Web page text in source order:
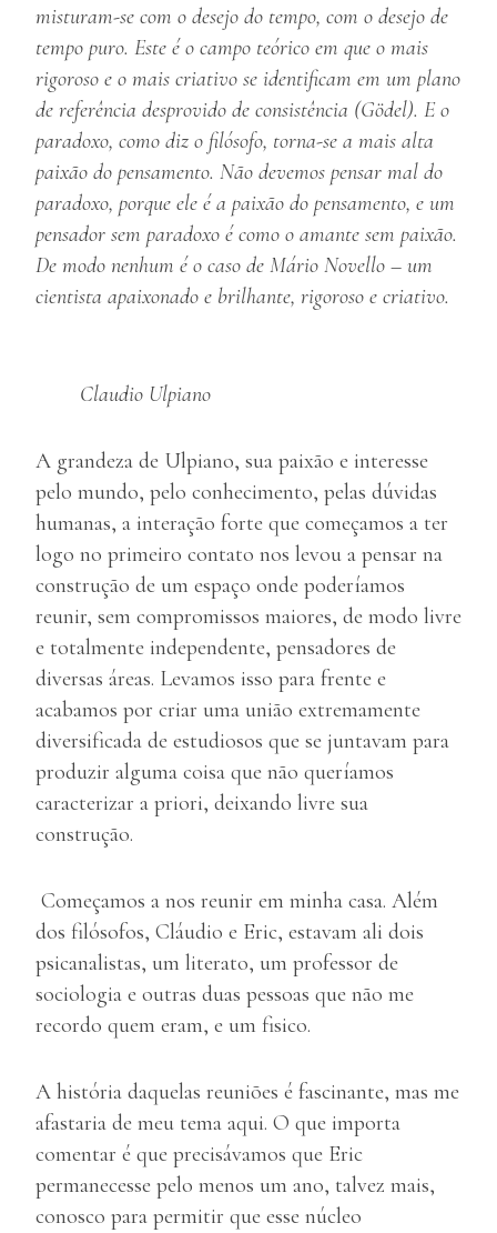
misturam-se com o desejo do tempo, com o desejo de
tempo puro. Este é o campo teórico em que o mais
rigoroso e o mais criativo se identificam em um plano
de referência desprovido de consistência (Gödel). E o
paradoxo, como diz o filósofo, torna-se a mais alta
paixão do pensamento. Não devemos pensar mal do
paradoxo, porque ele é a paixão do pensamento, e um
pensador sem paradoxo é como o amante sem paixão.
De modo nenhum é o caso de Mário Novello – um
cientista apaixonado e brilhante, rigoroso e criativo.
Claudio Ulpiano
A grandeza de Ulpiano, sua paixão e interesse
pelo mundo, pelo conhecimento, pelas dúvidas
humanas, a interação forte que começamos a ter
logo no primeiro contato nos levou a pensar na
construção de um espaço onde poderíamos
reunir, sem compromissos maiores, de modo livre
e totalmente independente, pensadores de
diversas áreas. Levamos isso para frente e
acabamos por criar uma união extremamente
diversificada de estudiosos que se juntavam para
produzir alguma coisa que não queríamos
caracterizar a priori, deixando livre sua
construção.
Começamos a nos reunir em minha casa. Além
dos filósofos, Cláudio e Eric, estavam ali dois
psicanalistas, um literato, um professor de
sociologia e outras duas pessoas que não me
recordo quem eram, e um fisico.
A história daquelas reuniões é fascinante, mas me
afastaria de meu tema aqui. O que importa
comentar é que precisávamos que Eric
permanecesse pelo menos um ano, talvez mais,
conosco para permitir que esse núcleo